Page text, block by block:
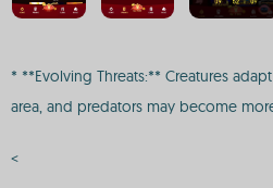
* **Evolving Threats:** Creatures
area, and predators may become
<